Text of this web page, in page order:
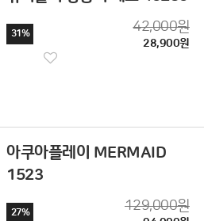
31% 42,000원
28,900원
아쿠아플레이 MERMAID
1523
27% 129,000원